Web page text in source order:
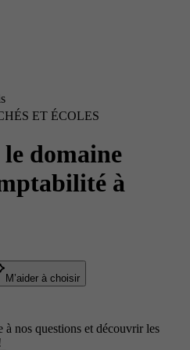
ET ÉCOLES
domaine
à
M’aider à choisir
à nos questions et découvrir les